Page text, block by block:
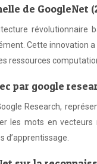
de GoogleNet
révolutionnaire
Cette innovation
ressources
par google
Research,
les mots en
d’apprentissage.